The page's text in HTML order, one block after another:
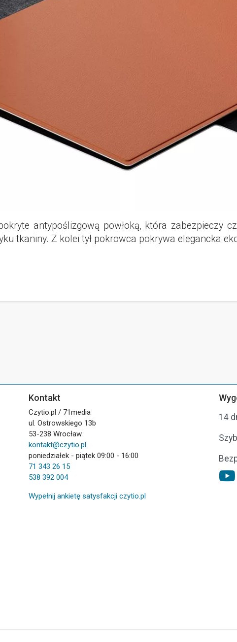
antypoślizgową powłoką, która zabezpieczy
tkaniny. Z kolei tył pokrowca pokrywa elegancka
Kontakt
Czytio.pl / 71media
ul. Ostrowskiego 13b
53-238 Wrocław
kontakt@czytio.pl
poniedziałek - piątek 09:00 - 16:00
71 343 26 15
538 392 004
Wypełnij ankietę satysfakcji czytio.pl
14